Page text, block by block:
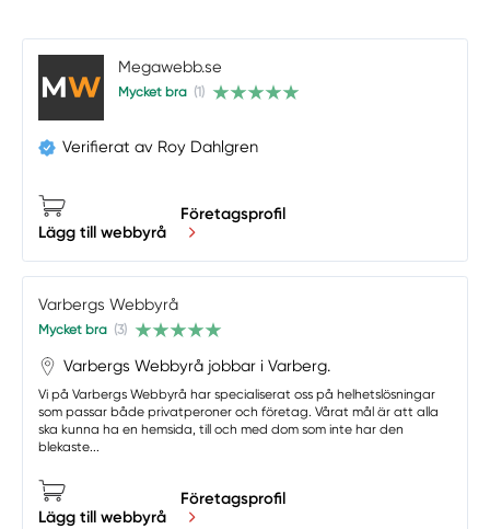
Megawebb.se
Mycket bra (1)
Verifierat av Roy Dahlgren
Lägg till webbyrå
Företagsprofil
Varbergs Webbyrå
Mycket bra (3)
Varbergs Webbyrå jobbar i Varberg.
Vi på Varbergs Webbyrå har specialiserat oss på helhetslösningar
som passar både privatperoner och företag. Vårat mål är att alla
ska kunna ha en hemsida, till och med dom som inte har den
blekaste...
Lägg till webbyrå
Företagsprofil